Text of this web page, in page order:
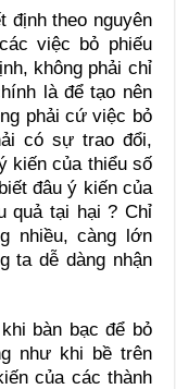
định theo nguyên
việc bỏ phiếu
không phải chỉ
là để tạo nên
phải cứ việc bỏ
có sự trao đổi,
kiến của thiểu số
đâu ý kiến của
quả tại hại ? Chỉ
nhiều, càng lớn
ta dễ dàng nhận
bàn bạc để bỏ
như khi bề trên
của các thành